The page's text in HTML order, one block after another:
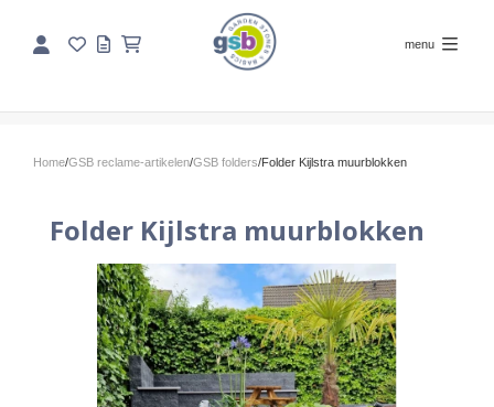
menu
Home/GSB reclame-artikelen/GSB folders/Folder Kijlstra muurblokken
Folder Kijlstra muurblokken